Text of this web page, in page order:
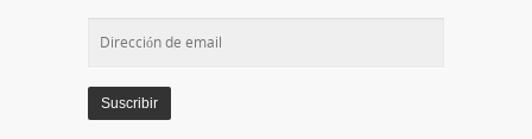
Dirección
email
Suscribir